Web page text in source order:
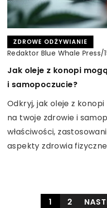
INNE
Redaktor Blue Whale Press/
Jak wybrać idealną
wesele: poradnik
Zainspiruj się naszym
niezwykłą sukienkę na
się, jak podkreślić
dodatki.
INNE
Redaktor Blue Whale Press/
Jak nowe technologie
bezpieczeństwo dzieci
telekomunikacji mogą
internecie. Dowiedz się
rozwiązaniach i ich
sieci.
ZDROWE ODŻYWIANIE
Redaktor Blue Whale Press/
Jak oleje z konopi
i samopoczucie?
Odkryj, jak oleje z
na twoje zdrowie i
właściwości,
aspekty zdrowia
1 2